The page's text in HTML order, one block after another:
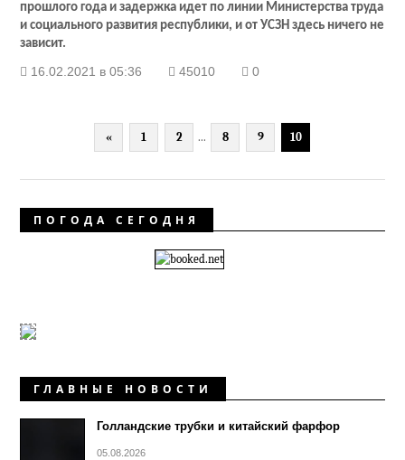
прошлого года и задержка идет по линии Министерства труда
и социального развития республики, и от УСЗН здесь ничего не
зависит.
16.02.2021 в 05:36 45010 0
« 1 2 ... 8 9 10
ПОГОДА СЕГОДНЯ
ГЛАВНЫЕ НОВОСТИ
Голландские трубки и китайский фарфор
05.08.2026